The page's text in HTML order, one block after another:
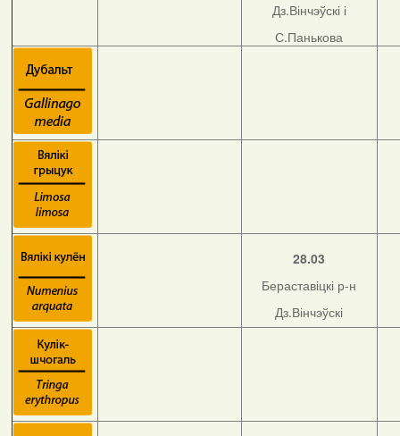
Дз.Вінчэўскі і
С.Панькова
28.03
Бераставіцкі р-н
Дз.Вінчэўскі